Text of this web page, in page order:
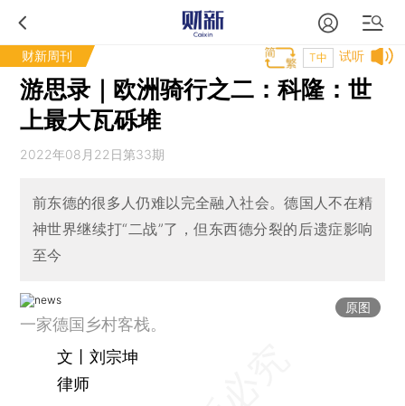
财新周刊 试听
T中
游思录｜欧洲骑行之二：科隆：世
上最大瓦砾堆
2022年08月22日第33期
前东德的很多人仍难以完全融入社会。德国人不在精
神世界继续打“二战”了，但东西德分裂的后遗症影响
至今
原图
一家德国乡村客栈。
文丨刘宗坤
律师